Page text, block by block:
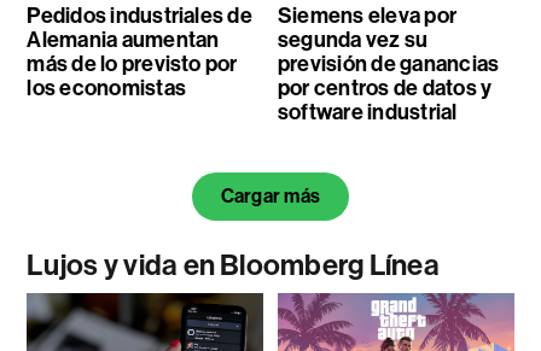
Pedidos industriales de
Alemania aumentan
más de lo previsto por
los economistas
Siemens eleva por
segunda vez su
previsión de ganancias
por centros de datos y
software industrial
Cargar más
Lujos y vida en Bloomberg Línea